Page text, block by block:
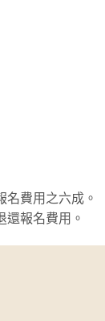
費用之六成。
還報名費用。